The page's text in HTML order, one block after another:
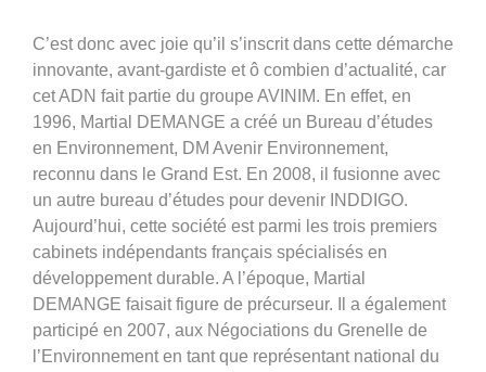
C’est donc avec joie qu’il s’inscrit dans cette démarche
innovante, avant-gardiste et ô combien d’actualité, car
cet ADN fait partie du groupe AVINIM. En effet, en
1996, Martial DEMANGE a créé un Bureau d’études
en Environnement, DM Avenir Environnement,
reconnu dans le Grand Est. En 2008, il fusionne avec
un autre bureau d’études pour devenir INDDIGO.
Aujourd’hui, cette société est parmi les trois premiers
cabinets indépendants français spécialisés en
développement durable. A l’époque, Martial
DEMANGE faisait figure de précurseur. Il a également
participé en 2007, aux Négociations du Grenelle de
l’Environnement en tant que représentant national du